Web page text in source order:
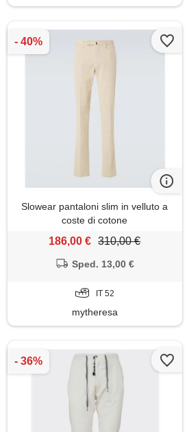
Slowear pantaloni slim in velluto a
coste di cotone
186,00 € 310,00 €
Sped. 13,00 €
IT 52
mytheresa